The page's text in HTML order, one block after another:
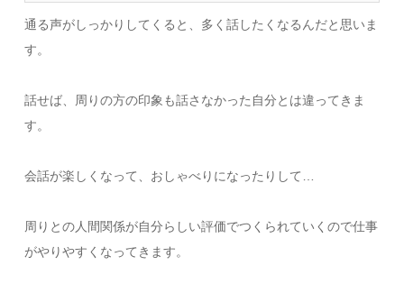
通る声がしっかりしてくると、多く話したくなるんだと思いま
す。
話せば、周りの方の印象も話さなかった自分とは違ってきま
す。
会話が楽しくなって、おしゃべりになったりして…
周りとの人間関係が自分らしい評価でつくられていくので仕事
がやりやすくなってきます。